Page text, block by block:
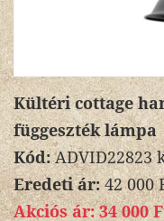
Kültéri cottage
függeszték lámpa
Kód:ADVID22823
Eredeti ár:42 000
Akciós ár:34 000